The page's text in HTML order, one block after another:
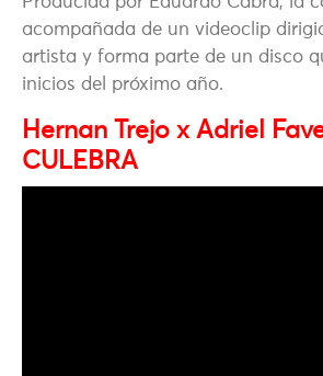
acompañada de un videoclip
artista y forma parte de un disco
inicios del próximo año.
Hernan Trejo x Adriel
CULEBRA